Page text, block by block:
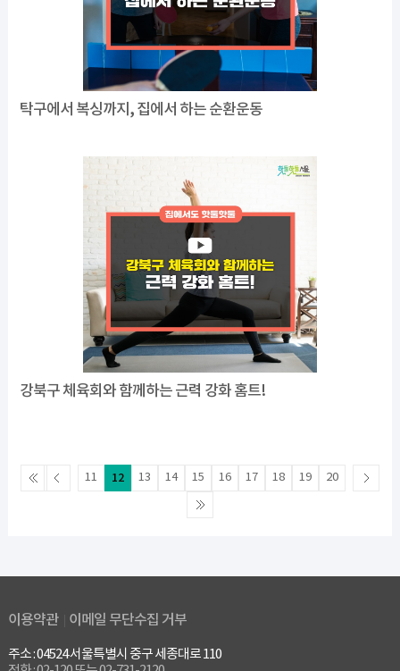
탁구에서 복싱까지, 집에서 하는 순환운동
강북구 체육회와 함께하는 근력 강화 홈트!
11 12 13 14 15 16 17 18 19 20
이용약관 이메일 무단수집 거부
주소 : 04524 서울특별시 중구 세종대로 110